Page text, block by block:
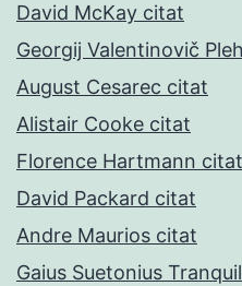
David McKay citat
Georgij Valentinovič
August Cesarec citat
Alistair Cooke citat
Florence Hartmann citat
David Packard citat
Andre Maurios citat
Gaius Suetonius